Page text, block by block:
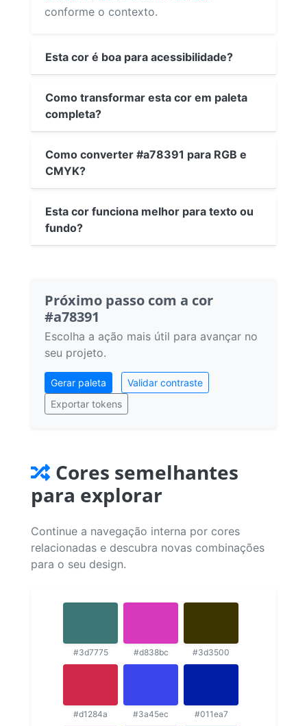
conforme o contexto.
Esta cor é boa para acessibilidade?
Como transformar esta cor em paleta
completa?
Como converter #a78391 para RGB e
CMYK?
Esta cor funciona melhor para texto ou
fundo?
Próximo passo com a cor
#a78391
Escolha a ação mais útil para avançar no
seu projeto.
Gerar paleta
Validar contraste
Exportar tokens
Cores semelhantes
para explorar
Continue a navegação interna por cores
relacionadas e descubra novas combinações
para o seu design.
#3d7775 #d838bc #3d3500
#d1284a #3a45ec #011ea7